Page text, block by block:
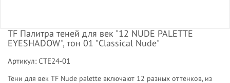
TF Палитра теней для век "12 NUDE PALETTE
EYESHADOW", тон 01 "Classical Nude"
Артикул: CTE24-01
Тени для век TF Nude palette включают 12 разных оттенков, из